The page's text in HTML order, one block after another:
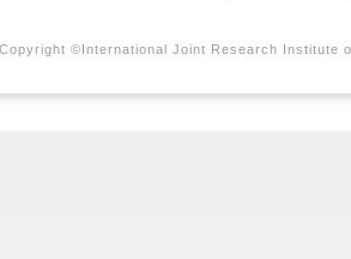
Copyright ©International Joint Research Institute